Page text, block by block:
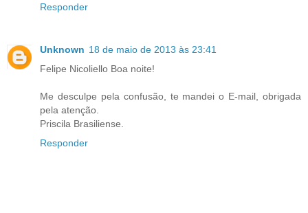
Responder
Unknown 18 de maio de 2013 às 23:41
Felipe Nicoliello Boa noite!
Me desculpe pela confusão, te mandei o E-mail, obrigada
pela atenção.
Priscila Brasiliense.
Responder